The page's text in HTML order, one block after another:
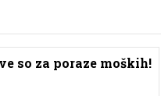
so za poraze moških!